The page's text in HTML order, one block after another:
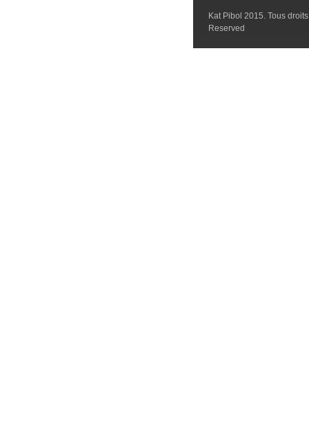
Kat Pibol 2015. Tous
Reserved